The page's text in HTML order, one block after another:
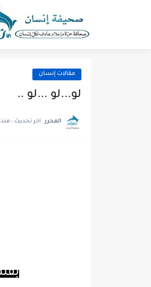
مقالات إنسان
لو...لو ...لو ..
المحرر اخر تحديث :